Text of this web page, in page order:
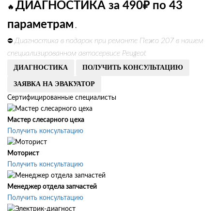
🔥 ДИАГНОСТИКА за 490₽ по 43
параметрам .
⛔ Диагностика в подарок при ремонте Пежо 207 в нашем
специализированном автосервисе Peugeot
ДИАГНОСТИКА ПОЛУЧИТЬ КОНСУЛЬТАЦИЮ
ЗАЯВКА НА ЭВАКУАТОР
Сертифицированные специалисты
Мастер слесарного цеха
Получить консультацию
Моторист
Получить консультацию
Менеджер отдела запчастей
Получить консультацию